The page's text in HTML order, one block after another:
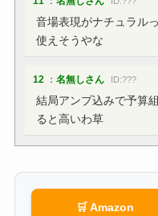
音場表現がナチュラル
使えそうやな
12： 名無しさん ID:???
結局アンプ込みで予算
ると高いわ草
🛒 Amazon